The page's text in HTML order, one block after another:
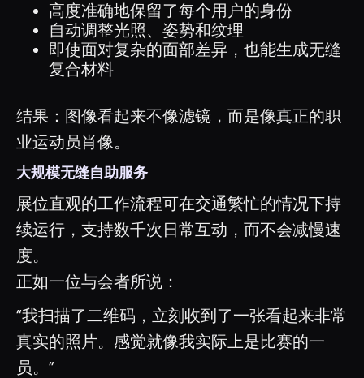
高度准确地保留了每个用户的身份
自动调整光照、姿势和纹理
即使面对复杂的面部差异，也能生成无缝
复合材料
结果：图像看起来不像滤镜，而是像真正的职
业运动员肖像。
大规模无缝自助服务
展位直观的工作流程可在交通繁忙的情况下持
续运行，支持数千次日常互动，而不会减慢速
度。
正如一位与会者所说：
“我扫描了二维码，立刻收到了一张看起来非常
真实的照片。感觉就像我实际上是比赛的一
员。”